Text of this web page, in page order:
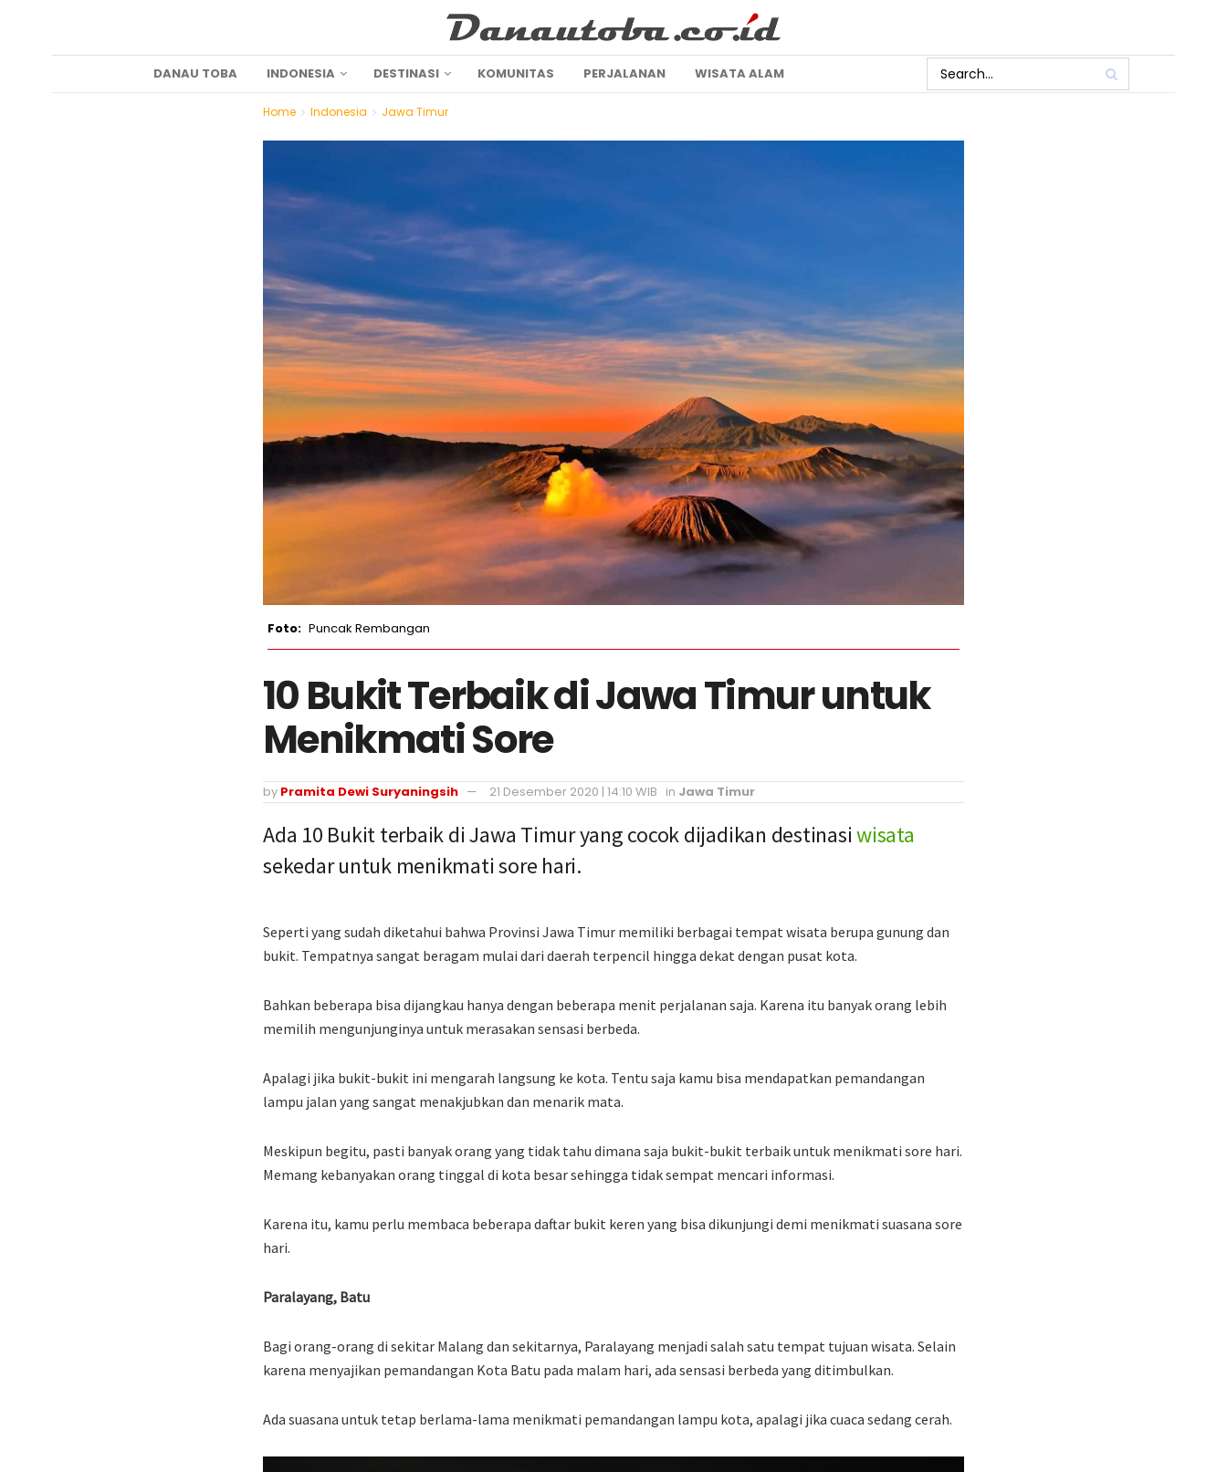
DANAU TOBA INDONESIA DESTINASI KOMUNITAS PERJALANAN WISATA ALAM
Home Indonesia Jawa Timur
Puncak Rembangan
10 Bukit Terbaik di Jawa Timur untuk
Menikmati Sore
by Pramita Dewi Suryaningsih 21 Desember 2020 | 14:10 WIB in Jawa Timur
Ada 10 Bukit terbaik di Jawa Timur yang cocok dijadikan destinasiwisata
sekedar untuk menikmati sore hari.
Seperti yang sudah diketahui bahwa Provinsi Jawa Timur memiliki berbagai tempat wisata berupa gunung dan
bukit. Tempatnya sangat beragam mulai dari daerah terpencil hingga dekat dengan pusat kota.
Bahkan beberapa bisa dijangkau hanya dengan beberapa menit perjalanan saja. Karena itu banyak orang lebih
memilih mengunjunginya untuk merasakan sensasi berbeda.
Apalagi jika bukit-bukit ini mengarah langsung ke kota. Tentu saja kamu bisa mendapatkan pemandangan
lampu jalan yang sangat menakjubkan dan menarik mata.
Meskipun begitu, pasti banyak orang yang tidak tahu dimana saja bukit-bukit terbaik untuk menikmati sore hari.
Memang kebanyakan orang tinggal di kota besar sehingga tidak sempat mencari informasi.
Karena itu, kamu perlu membaca beberapa daftar bukit keren yang bisa dikunjungi demi menikmati suasana sore
hari.
Paralayang, Batu
Bagi orang-orang di sekitar Malang dan sekitarnya, Paralayang menjadi salah satu tempat tujuan wisata. Selain
karena menyajikan pemandangan Kota Batu pada malam hari, ada sensasi berbeda yang ditimbulkan.
Ada suasana untuk tetap berlama-lama menikmati pemandangan lampu kota, apalagi jika cuaca sedang cerah.